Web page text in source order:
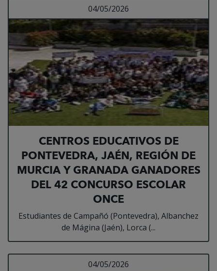
04/05/2026
CENTROS EDUCATIVOS DE
PONTEVEDRA, JAÉN, REGIÓN DE
MURCIA Y GRANADA GANADORES
DEL 42 CONCURSO ESCOLAR
ONCE
Estudiantes de Campañó (Pontevedra), Albanchez
de Mágina (Jaén), Lorca (...
Leer más sobre
04/05/2026Leer más sobre TRES